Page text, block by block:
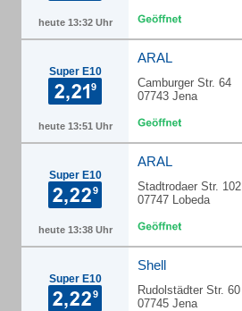
heute 13:32 Uhr
Super E10
heute 13:51 Uhr
ARAL
Camburger Str. 64
07743 Jena
Super E10
heute 13:38 Uhr
ARAL
Stadtrodaer Str. 102
07747 Lobeda
Super E10
Shell
Rudolstädter Str. 60
07745 Jena